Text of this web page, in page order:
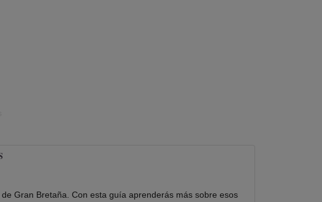
Gran Bretaña. Con esta guía aprenderás más sobre esos